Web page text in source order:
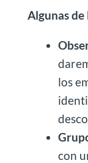
Algunas de
los
con